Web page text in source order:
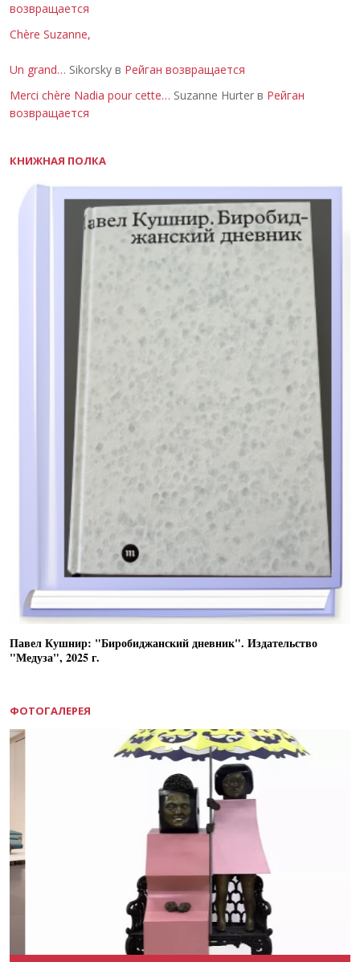
возвращается
Chère Suzanne,
Un grand… Sikorsky в Рейган возвращается
Merci chère Nadia pour cette… Suzanne Hurter в Рейган
возвращается
КНИЖНАЯ ПОЛКА
Павел Кушнир: "Биробиджанский дневник". Издательство
"Медуза", 2025 г.
ФОТОГАЛЕРЕЯ